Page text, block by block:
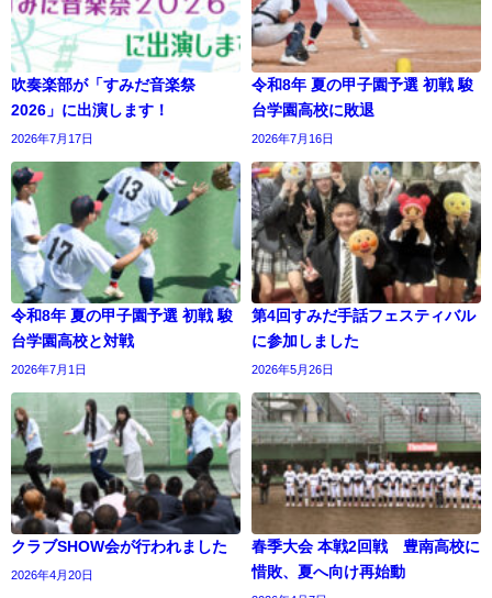
吹奏楽部が「すみだ音楽祭
2026」に出演します！
2026年7月17日
令和8年 夏の甲子園予選 初戦 駿
台学園高校に敗退
2026年7月16日
令和8年 夏の甲子園予選 初戦 駿
台学園高校と対戦
2026年7月1日
第4回すみだ手話フェスティバル
に参加しました
2026年5月26日
クラブSHOW会が行われました
2026年4月20日
春季大会 本戦2回戦 豊南高校に
惜敗、夏へ向け再始動